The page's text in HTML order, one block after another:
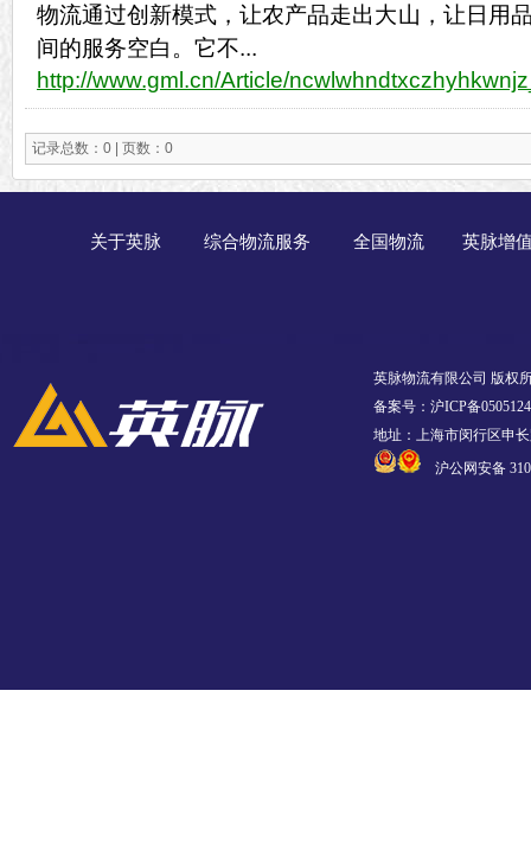
物流通过创新模式，让农产品走出大山，让日用
间的服务空白。它不...
http://www.gml.cn/Article/
记录总数：0 | 页数：0
关于英脉 综合物流服务 全国物流 英脉增
英脉物流有限公司 版权
备案号：沪ICP备
地址：上海市闵行区申
沪公网安备